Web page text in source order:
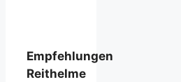
Empfehlungen
Reithelme